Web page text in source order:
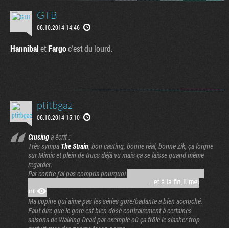
GTB
06.10.2014 14:46
HannibaletFargoc'est du lourd.
ptitbgaz
06.10.2014 15:10
Crusinga écrit :
Très sympa The Strain, bon casting, bonne réal, bonne zik, ça lorgne
sur Mimic et plein de trucs déjà vu mais ça se laisse quand même
regarder.
Par contre j'ai pas compris pourquoi
Ma copine qui aime pas les séries gore/badante a bien accroché.
Faut dire que le gore est bien dosé contrairement à certaines
saisons de Walking Dead par exemple où ça frôle le slasher trop